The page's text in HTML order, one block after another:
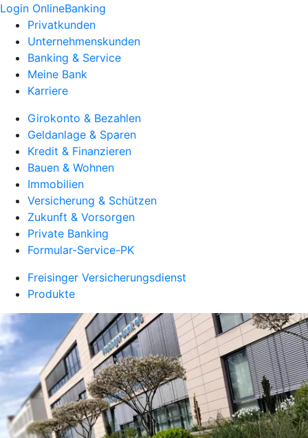
Login OnlineBanking
Privatkunden
Unternehmenskunden
Banking & Service
Meine Bank
Karriere
Girokonto & Bezahlen
Geldanlage & Sparen
Kredit & Finanzieren
Bauen & Wohnen
Immobilien
Versicherung & Schützen
Zukunft & Vorsorgen
Private Banking
Formular-Service-PK
Freisinger Versicherungsdienst
Produkte